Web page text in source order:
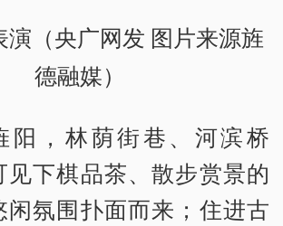
演（央广网发 图片来源旌
德融媒）
阳，林荫街巷、河滨桥
见下棋品茶、散步赏景的
闲氛围扑面而来；住进古